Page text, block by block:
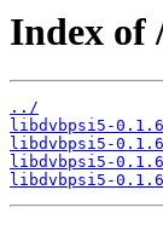
Index of
../
libdvbpsi5-
libdvbpsi5-
libdvbpsi5-
libdvbpsi5-